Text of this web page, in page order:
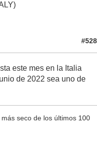
#528
este mes en la Italia
de 2022 sea uno de
seco de los últimos 100